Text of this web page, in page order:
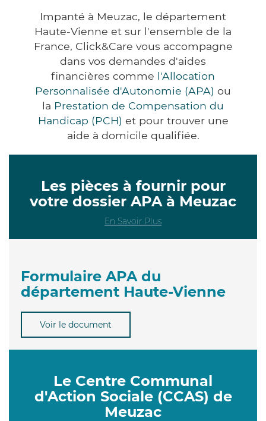
Impanté à Meuzac, le département
Haute-Vienne et sur l'ensemble de la
France, Click&Care vous accompagne
dans vos demandes d'aides
financières comme l'Allocation
Personnalisée d'Autonomie (APA) ou
la Prestation de Compensation du
Handicap (PCH) et pour trouver une
aide à domicile qualifiée.
Les pièces à fournir pour
votre dossier APA à Meuzac
En Savoir Plus
Formulaire APA du
département Haute-Vienne
Voir le document
Le Centre Communal
d'Action Sociale (CCAS) de
Meuzac